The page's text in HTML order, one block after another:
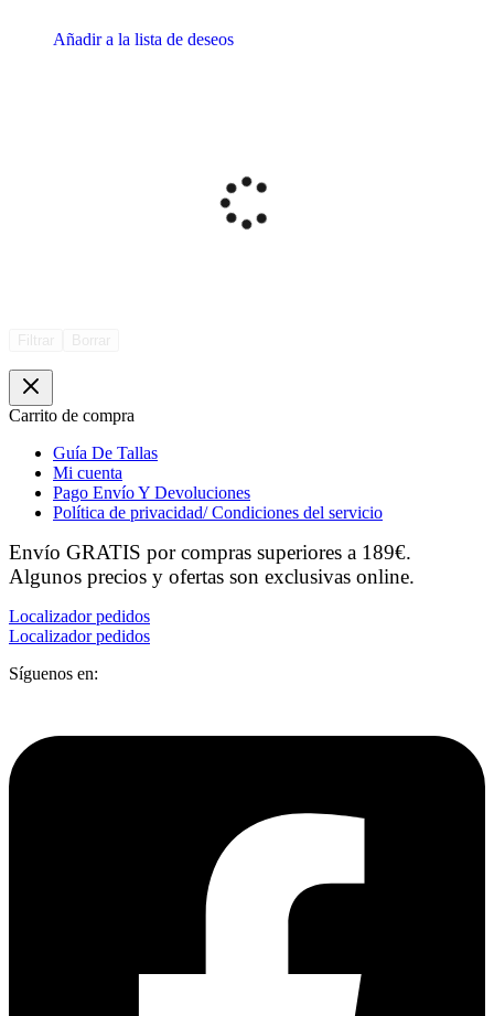
Añadir a la lista de deseos
Carrito de compra
Guía De Tallas
Mi cuenta
Pago Envío Y Devoluciones
Política de privacidad/ Condiciones del servicio
Envío GRATIS por compras superiores a 189€.
Algunos precios y ofertas son exclusivas online.
Localizador pedidos
Localizador pedidos
Síguenos en: